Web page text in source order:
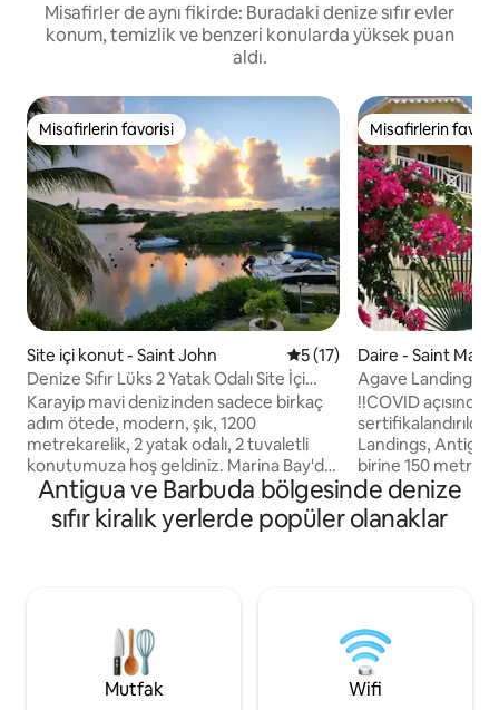
Misafirler de aynı fikirde: Buradaki denize sıfır evler
konum, temizlik ve benzeri konularda yüksek puan
aldı.
Misafirlerin favorisi
Misafirlerin favorisi
Site içi konut - Saint John 5 üzerinden ortalama 5
5 (17)
Denize Sıfır Lüks 2 Yatak Odalı Site İçi
Konut
Karayip mavi denizinden sadece birkaç
adım ötede, modern, şık, 1200
metrekarelik, 2 yatak odalı, 2 tuvaletli
konutumuza hoş geldiniz. Marina Bay'de,
bir mil uzunluğundaki Dickenson Bay
Plajı'nda bulunmaktadır. Barbekü ile
donatılmış geniş balkonumuzda açık
restoranlar, su sporları ve turlar
bulunmaktadır. Otopark ve çamaşırhane
hizmetleri ücretsizdir ve tesiste
bulunmaktadır. Karayip Blues'umuz
Misafirlerin
Misafirlerin
Daire - Saint Mary
Agave Landings
Apt-Üst Kat
!!COVID
sertifikalandırıldı
Landings,
birine 150
uygun fiyatı
iki banyolu
kulübedir.
diğer sitelere
gününüzü güzel
yıldızlarla dolu
dinlendirici bir
Antigua ve Barbuda bölgesinde denize
sıfır kiralık yerlerde popüler olanaklar
Mutfak Wifi